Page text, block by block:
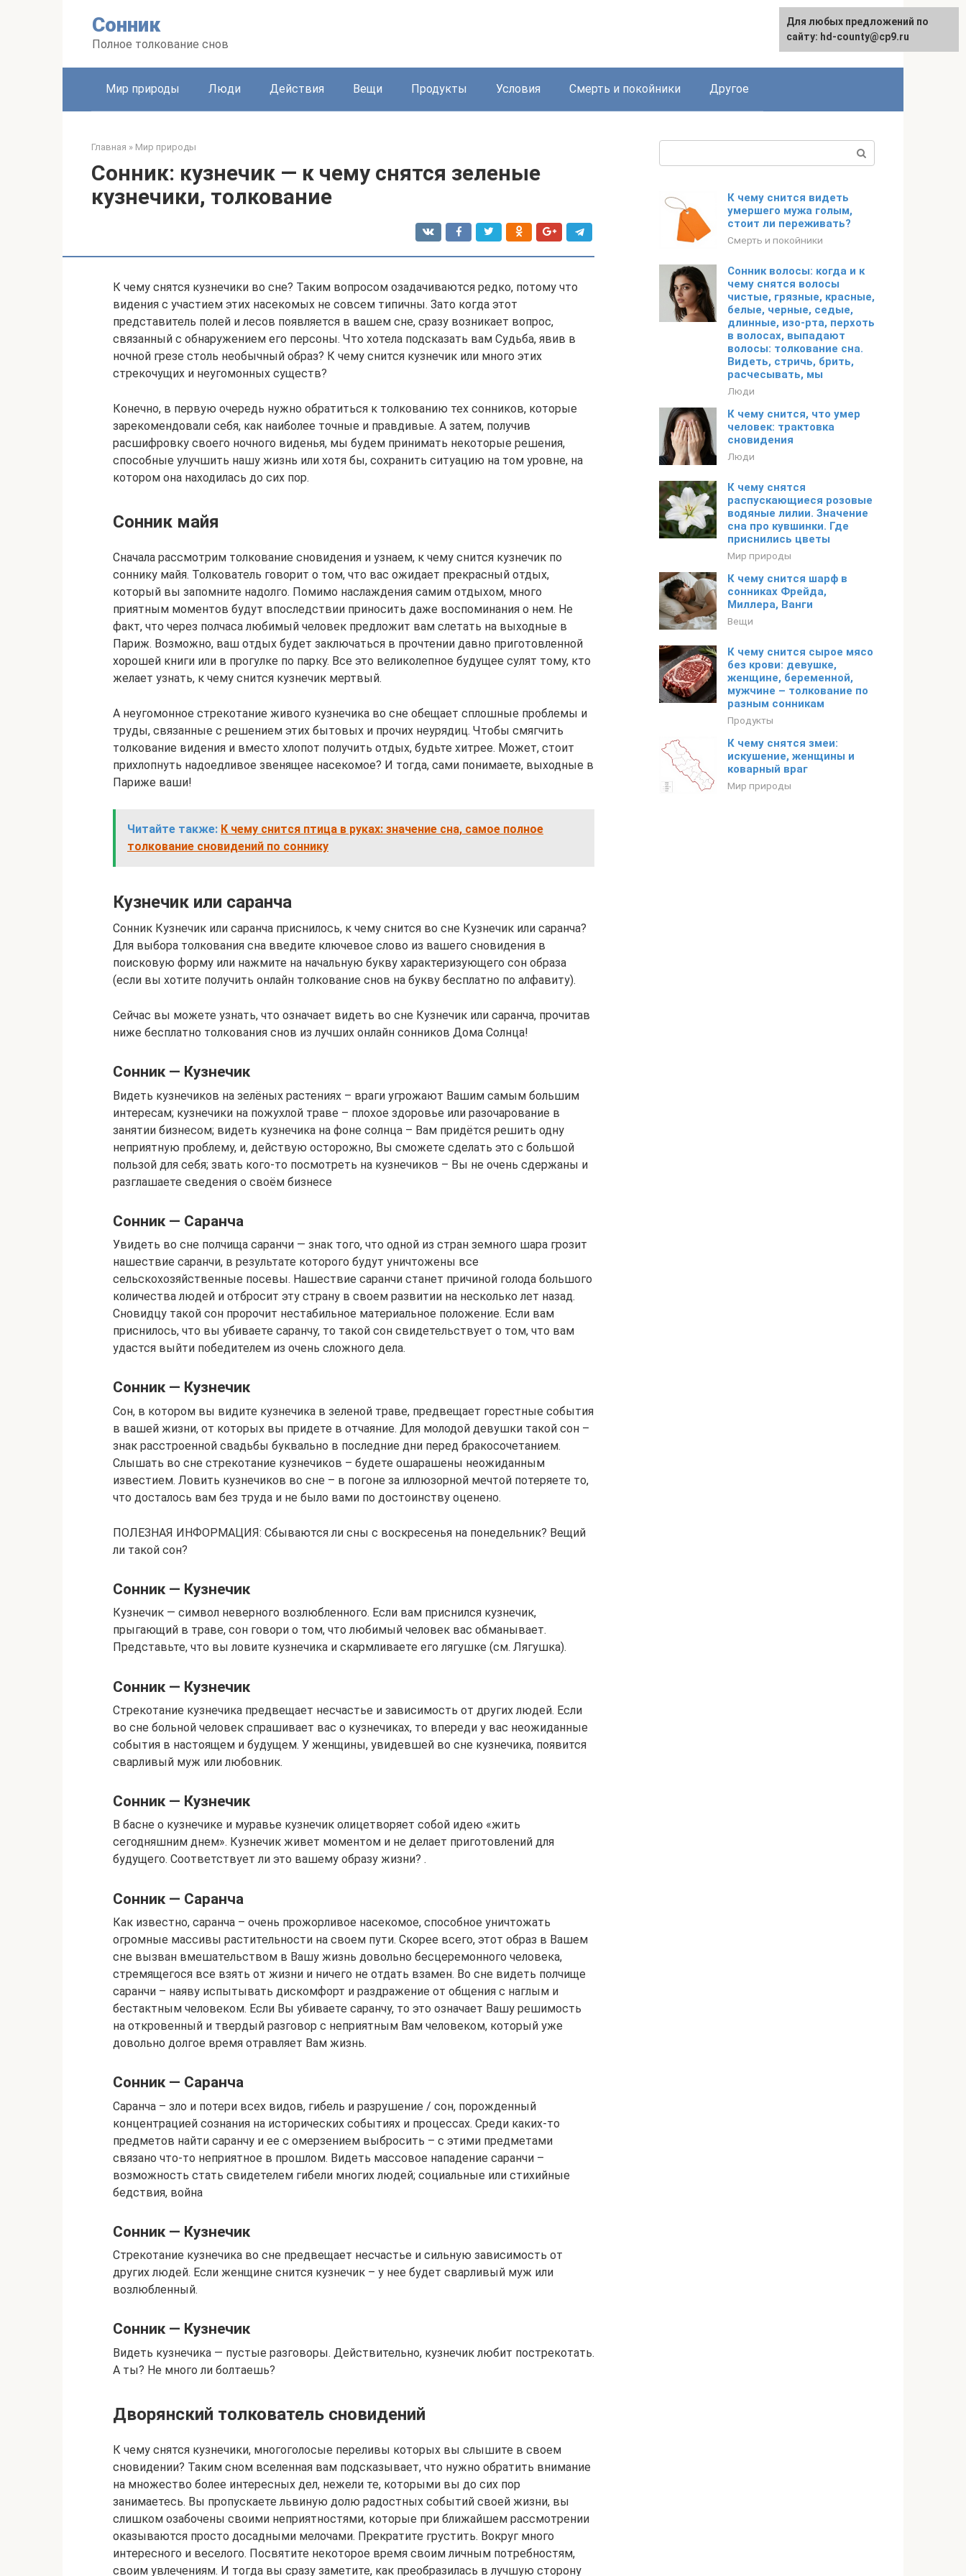
Сонник
Полное толкование снов
Мир природы Люди Действия Вещи Продукты Условия Смерть и покойники Другое
Главная » Мир природы
Сонник: кузнечик — к чему снятся зеленые
кузнечики, толкование
К чему снятся кузнечики во сне? Таким вопросом озадачиваются редко, потому что
видения с участием этих насекомых не совсем типичны. Зато когда этот
представитель полей и лесов появляется в вашем сне, сразу возникает вопрос,
связанный с обнаружением его персоны. Что хотела подсказать вам Судьба, явив в
ночной грезе столь необычный образ? К чему снится кузнечик или много этих
стрекочущих и неугомонных существ?
Конечно, в первую очередь нужно обратиться к толкованию тех сонников, которые
зарекомендовали себя, как наиболее точные и правдивые. А затем, получив
расшифровку своего ночного виденья, мы будем принимать некоторые решения,
способные улучшить нашу жизнь или хотя бы, сохранить ситуацию на том уровне, на
котором она находилась до сих пор.
Сонник майя
Сначала рассмотрим толкование сновидения и узнаем, к чему снится кузнечик по
соннику майя. Толкователь говорит о том, что вас ожидает прекрасный отдых,
который вы запомните надолго. Помимо наслаждения самим отдыхом, много
приятным моментов будут впоследствии приносить даже воспоминания о нем. Не
факт, что через полчаса любимый человек предложит вам слетать на выходные в
Париж. Возможно, ваш отдых будет заключаться в прочтении давно приготовленной
хорошей книги или в прогулке по парку. Все это великолепное будущее сулят тому, кто
желает узнать, к чему снится кузнечик мертвый.
А неугомонное стрекотание живого кузнечика во сне обещает сплошные проблемы и
труды, связанные с решением этих бытовых и прочих неурядиц. Чтобы смягчить
толкование видения и вместо хлопот получить отдых, будьте хитрее. Может, стоит
прихлопнуть надоедливое звенящее насекомое? И тогда, сами понимаете, выходные в
Париже ваши!
Читайте также: К чему снится птица в руках: значение сна, самое полное
толкование сновидений по соннику
Кузнечик или саранча
Сонник Кузнечик или саранча приснилось, к чему снится во сне Кузнечик или саранча?
Для выбора толкования сна введите ключевое слово из вашего сновидения в
поисковую форму или нажмите на начальную букву характеризующего сон образа
(если вы хотите получить онлайн толкование снов на букву бесплатно по алфавиту).
Сейчас вы можете узнать, что означает видеть во сне Кузнечик или саранча, прочитав
ниже бесплатно толкования снов из лучших онлайн сонников Дома Солнца!
Сонник — Кузнечик
Видеть кузнечиков на зелёных растениях – враги угрожают Вашим самым большим
интересам; кузнечики на пожухлой траве – плохое здоровье или разочарование в
занятии бизнесом; видеть кузнечика на фоне солнца – Вам придётся решить одну
неприятную проблему, и, действую осторожно, Вы сможете сделать это с большой
пользой для себя; звать кого-то посмотреть на кузнечиков – Вы не очень сдержаны и
разглашаете сведения о своём бизнесе
Сонник — Саранча
Увидеть во сне полчища саранчи — знак того, что одной из стран земного шара грозит
нашествие саранчи, в результате которого будут уничтожены все
сельскохозяйственные посевы. Нашествие саранчи станет причиной голода большого
количества людей и отбросит эту страну в своем развитии на несколько лет назад.
Сновидцу такой сон пророчит нестабильное материальное положение. Если вам
приснилось, что вы убиваете саранчу, то такой сон свидетельствует о том, что вам
удастся выйти победителем из очень сложного дела.
Сонник — Кузнечик
Сон, в котором вы видите кузнечика в зеленой траве, предвещает горестные события
в вашей жизни, от которых вы придете в отчаяние. Для молодой девушки такой сон –
знак расстроенной свадьбы буквально в последние дни перед бракосочетанием.
Слышать во сне стрекотание кузнечиков – будете ошарашены неожиданным
известием. Ловить кузнечиков во сне – в погоне за иллюзорной мечтой потеряете то,
что досталось вам без труда и не было вами по достоинству оценено.
ПОЛЕЗНАЯ ИНФОРМАЦИЯ: Сбываются ли сны с воскресенья на понедельник? Вещий
ли такой сон?
Сонник — Кузнечик
Кузнечик — символ неверного возлюбленного. Если вам приснился кузнечик,
прыгающий в траве, сон говори о том, что любимый человек вас обманывает.
Представьте, что вы ловите кузнечика и скармливаете его лягушке (см. Лягушка).
Сонник — Кузнечик
Стрекотание кузнечика предвещает несчастье и зависимость от других людей. Если
во сне больной человек спрашивает вас о кузнечиках, то впереди у вас неожиданные
события в настоящем и будущем. У женщины, увидевшей во сне кузнечика, появится
сварливый муж или любовник.
Сонник — Кузнечик
В басне о кузнечике и муравье кузнечик олицетворяет собой идею «жить
сегодняшним днем». Кузнечик живет моментом и не делает приготовлений для
будущего. Соответствует ли это вашему образу жизни? .
Сонник — Саранча
Как известно, саранча – очень прожорливое насекомое, способное уничтожать
огромные массивы растительности на своем пути. Скорее всего, этот образ в Вашем
сне вызван вмешательством в Вашу жизнь довольно бесцеремонного человека,
стремящегося все взять от жизни и ничего не отдать взамен. Во сне видеть полчище
саранчи – наяву испытывать дискомфорт и раздражение от общения с наглым и
бестактным человеком. Если Вы убиваете саранчу, то это означает Вашу решимость
на откровенный и твердый разговор с неприятным Вам человеком, который уже
довольно долгое время отравляет Вам жизнь.
Сонник — Саранча
Саранча – зло и потери всех видов, гибель и разрушение / сон, порожденный
концентрацией сознания на исторических событиях и процессах. Среди каких-то
предметов найти саранчу и ее с омерзением выбросить – с этими предметами
связано что-то неприятное в прошлом. Видеть массовое нападение саранчи –
возможность стать свидетелем гибели многих людей; социальные или стихийные
бедствия, война
Сонник — Кузнечик
Стрекотание кузнечика во сне предвещает несчастье и сильную зависимость от
других людей. Если женщине снится кузнечик – у нее будет сварливый муж или
возлюбленный.
Сонник — Кузнечик
Видеть кузнечика — пустые разговоры. Действительно, кузнечик любит пострекотать.
А ты? Не много ли болтаешь?
Дворянский толкователь сновидений
К чему снятся кузнечики, многоголосые переливы которых вы слышите в своем
сновидении? Таким сном вселенная вам подсказывает, что нужно обратить внимание
на множество более интересных дел, нежели те, которыми вы до сих пор
занимаетесь. Вы пропускаете львиную долю радостных событий своей жизни, вы
слишком озабочены своими неприятностями, которые при ближайшем рассмотрении
оказываются просто досадными мелочами. Прекратите грустить. Вокруг много
интересного и веселого. Посвятите некоторое время своим личным потребностям,
своим увлечениям. И тогда вы сразу заметите, как преобразилась в лучшую сторону
К чему снится видеть
умершего мужа голым,
стоит ли переживать?
Смерть и покойники
Сонник волосы: когда и к
чему снятся волосы
чистые, грязные, красные,
белые, черные, седые,
длинные, изо-рта, перхоть
в волосах, выпадают
волосы: толкование сна.
Видеть, стричь, брить,
расчесывать, мы
Люди
К чему снится, что умер
человек: трактовка
сновидения
Люди
К чему снятся
распускающиеся розовые
водяные лилии. Значение
сна про кувшинки. Где
приснились цветы
Мир природы
К чему снится шарф в
сонниках Фрейда,
Миллера, Ванги
Вещи
К чему снится сырое мясо
без крови: девушке,
женщине, беременной,
мужчине – толкование по
разным сонникам
Продукты
К чему снятся змеи:
искушение, женщины и
коварный враг
Мир природы
Для любых предложений по
сайту: hd-county@cp9.ru